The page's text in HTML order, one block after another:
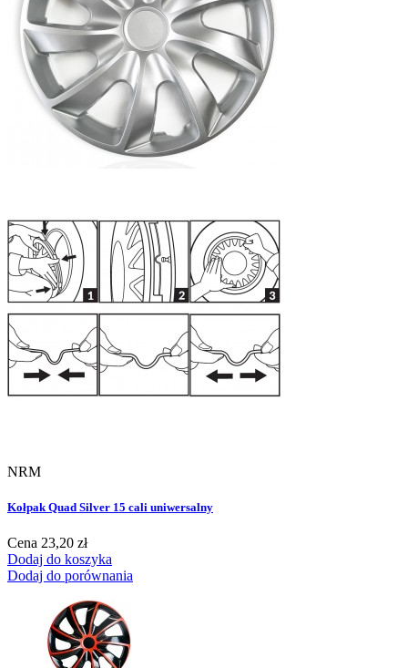
NRM
Kołpak Quad Silver 15 cali uniwersalny
Cena 23,20 zł
Dodaj do koszyka
Dodaj do porównania